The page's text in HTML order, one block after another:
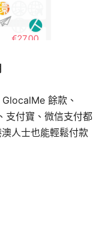
餘款、
支付寶、微信支付都
人士也能輕鬆付款